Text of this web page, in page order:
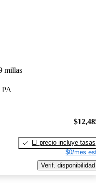
millas
El precio incluye tasas
$0/mes
Verif. disponibilidad